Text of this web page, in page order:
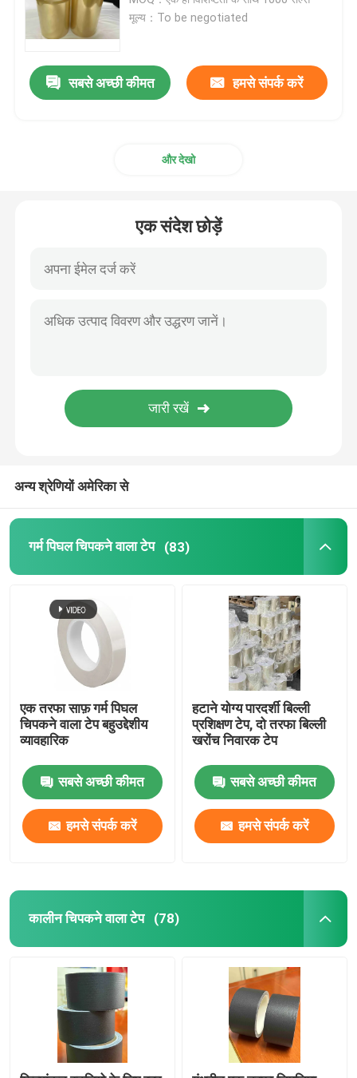
डबल पक्षीय फोम टेप
खिंचाव रिलीज चिपकने वाला टेप
फिल्म चिपकने वाला टेप
गर्म पिघल गोंद स्टिक
मूल्य：To be negotiated
सबसे अच्छी कीमत हमसे संपर्क करें
और देखो
एक संदेश छोड़ें
अन्य श्रेणियों अमेरिका से
गर्म पिघल चिपकने वाला टेप (83)
एक तरफा साफ़ गर्म पिघल
चिपकने वाला टेप बहुउद्देशीय
व्यावहारिक
सबसे अच्छी कीमत
हमसे संपर्क करें
हटाने योग्य पारदर्शी बिल्ली
प्रशिक्षण टेप, दो तरफा बिल्ली
खरोंच निवारक टेप
सबसे अच्छी कीमत
हमसे संपर्क करें
कालीन चिपकने वाला टेप (78)